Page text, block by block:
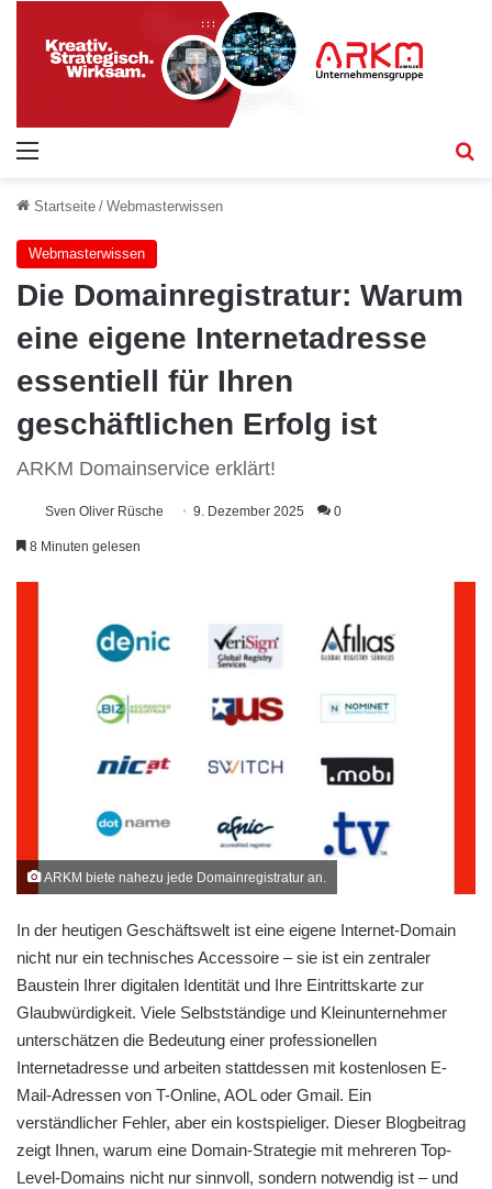
Startseite / Webmasterwissen
Webmasterwissen
Die Domainregistratur: Warum
eine eigene Internetadresse
essentiell für Ihren
geschäftlichen Erfolg ist
ARKM Domainservice erklärt!
Sven Oliver Rüsche 9. Dezember 2025 0
8 Minuten gelesen
ARKM biete nahezu jede Domainregistratur an.
In der heutigen Geschäftswelt ist eine eigene Internet-Domain
nicht nur ein technisches Accessoire – sie ist ein zentraler
Baustein Ihrer digitalen Identität und Ihre Eintrittskarte zur
Glaubwürdigkeit. Viele Selbstständige und Kleinunternehmer
unterschätzen die Bedeutung einer professionellen
Internetadresse und arbeiten stattdessen mit kostenlosen E-
Mail-Adressen von T-Online, AOL oder Gmail. Ein
verständlicher Fehler, aber ein kostspieliger. Dieser Blogbeitrag
zeigt Ihnen, warum eine Domain-Strategie mit mehreren Top-
Level-Domains nicht nur sinnvoll, sondern notwendig ist – und